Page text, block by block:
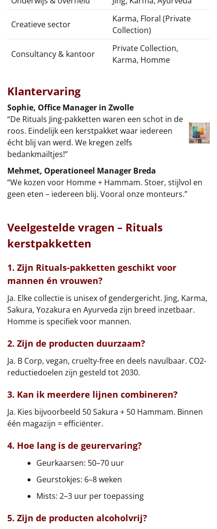
Creatieve sector
Karma, Floral (Private
Collection)
Consultancy & kantoor
Private Collection,
Karma, Homme
Klantervaring
Sophie, Office Manager in Zwolle
“De Rituals Jing-pakketten waren een schot in de
roos. Eindelijk een kerstpakket waar iedereen
écht blij van werd. We kregen zelfs
bedankmailtjes!”
Mehmet, Operationeel Manager Breda
“We kozen voor Homme + Hammam. Stoer, stijlvol en
geen eten – iedereen blij. Vooral onze monteurs.”
Veelgestelde vragen – Rituals
kerstpakketten
1. Zijn Rituals-pakketten geschikt voor
mannen én vrouwen?
Ja. Elke collectie is unisex of gendergericht. Jing, Karma,
Sakura, Yozakura en Ayurveda zijn breed inzetbaar.
Homme is specifiek voor mannen.
2. Zijn de producten duurzaam?
Ja. B Corp, vegan, cruelty-free en deels navulbaar. CO2-
reductiedoelen zijn gesteld tot 2030.
3. Kan ik meerdere lijnen combineren?
Ja. Kies bijvoorbeeld 50 Sakura + 50 Hammam. Binnen
één magazijn = efficiënter.
4. Hoe lang is de geurervaring?
Geurkaarsen: 50–70 uur
Geurstokjes: 6–8 weken
Mists: 2–3 uur per toepassing
5. Zijn de producten alcoholvrij?